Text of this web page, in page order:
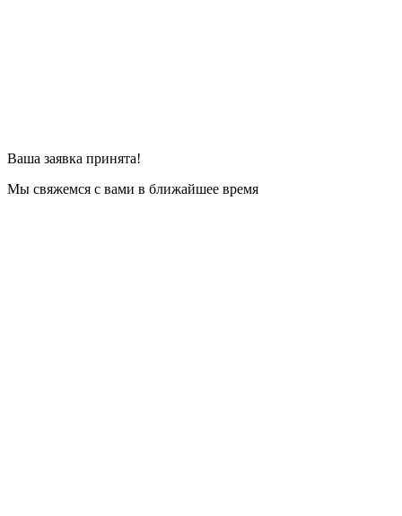
Ваша заявка принята!
Мы свяжемся с вами в ближайшее время